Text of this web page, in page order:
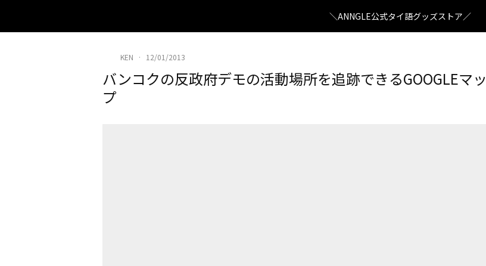
＼ANNGLE公式タイ語グッズストア／
KEN · 12/01/2013
バンコクの反政府デモの活動場所を追跡できるGOOGLEマッ
プ